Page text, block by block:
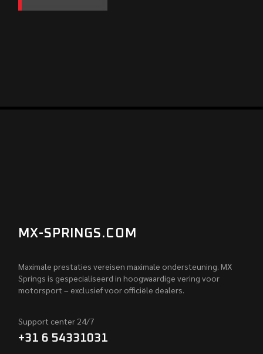
MX-SPRINGS.COM
Maximale prestaties vereisen maximale ondersteuning. MX
Springs is gespecialiseerd in hoogwaardige vering voor
motorsport – exclusief voor officiële dealers.
Support center 24/7
+31 6 54331031